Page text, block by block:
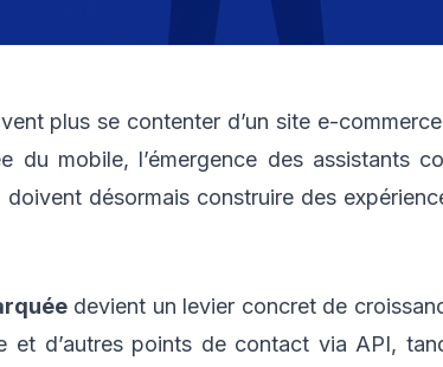
plus se contenter d’un site e-
mobile, l’émergence des assistants
désormais construire des
devient un levier concret de
d’autres points de contact via API,